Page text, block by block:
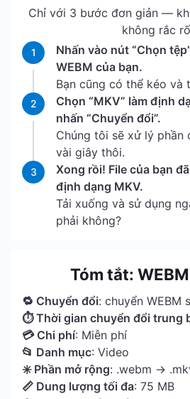
Chỉ với 3 bước đơn giản —
không rắc
1
Nhấn vào nút “Chọn
WEBM của bạn.
Bạn cũng có thể kéo
2
Chọn “MKV” làm định
nhấn “Chuyển đổi”.
Chúng tôi sẽ xử lý
vài giây thôi.
3
Xong rồi! File của bạn
định dạng MKV.
Tải xuống và sử dụng
phải không?
Tóm tắt:
🔁 Chuyển đổi: chuyển WEBM
⏱ Thời gian chuyển đổi trung
💳 Chi phí: Miễn phí
📂 Danh mục: Video
✳️ Phần mở rộng: .webm →
📏 Dung lượng tối đa: 75 MB